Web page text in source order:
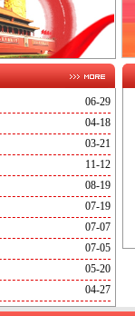
06-29
04-18
03-21
11-12
08-19
07-19
07-07
07-05
05-20
04-27